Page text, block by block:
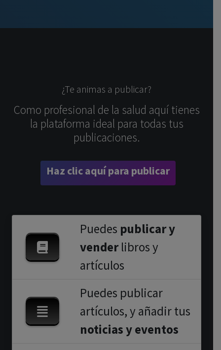
¿Te animas a publicar?
Como profesional de la salud aquí tienes
la plataforma ideal para todas tus
publicaciones.
Haz clic aquí para publicar
Puedes publicar y
venderlibros y
artículos
Puedes publicar
artículos, y añadir tus
noticias y eventos